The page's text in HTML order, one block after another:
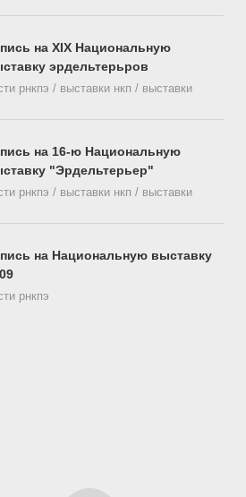
на XIX Национальную
эрдельтерьров
рнкпэ / выставки нкп / выставки
на 16-ю Национальную
"Эрдельтерьер"
рнкпэ / выставки нкп / выставки
на Национальную выставку
рнкпэ